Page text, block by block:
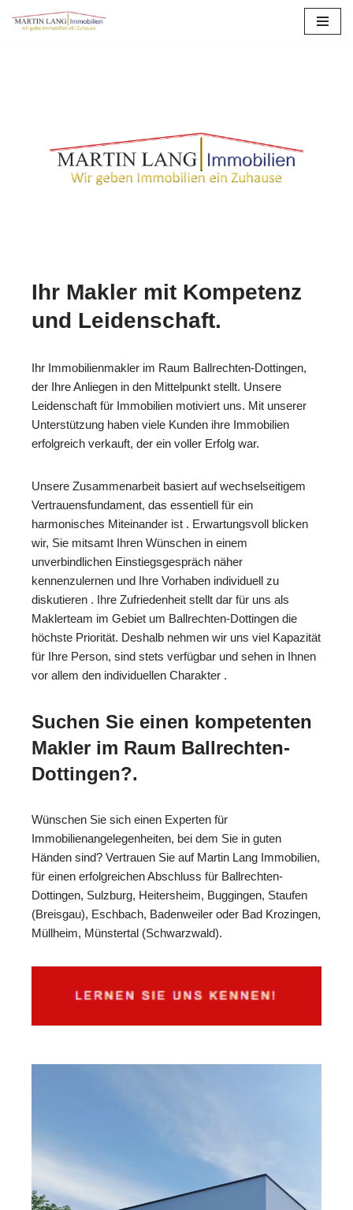
Ihr Makler mit Kompetenz
und Leidenschaft.
Ihr Immobilienmakler im Raum Ballrechten-Dottingen,
der Ihre Anliegen in den Mittelpunkt stellt. Unsere
Leidenschaft für Immobilien motiviert uns. Mit unserer
Unterstützung haben viele Kunden ihre Immobilien
erfolgreich verkauft, der ein voller Erfolg war.
Unsere Zusammenarbeit basiert auf wechselseitigem
Vertrauensfundament, das essentiell für ein
harmonisches Miteinander ist . Erwartungsvoll blicken
wir, Sie mitsamt Ihren Wünschen in einem
unverbindlichen Einstiegsgespräch näher
kennenzulernen und Ihre Vorhaben individuell zu
diskutieren . Ihre Zufriedenheit stellt dar für uns als
Maklerteam im Gebiet um Ballrechten-Dottingen die
höchste Priorität. Deshalb nehmen wir uns viel Kapazität
für Ihre Person, sind stets verfügbar und sehen in Ihnen
vor allem den individuellen Charakter .
Suchen Sie einen kompetenten
Makler im Raum Ballrechten-
Dottingen?.
Wünschen Sie sich einen Experten für
Immobilienangelegenheiten, bei dem Sie in guten
Händen sind? Vertrauen Sie auf Martin Lang Immobilien,
für einen erfolgreichen Abschluss für Ballrechten-
Dottingen, Sulzburg, Heitersheim, Buggingen, Staufen
(Breisgau), Eschbach, Badenweiler oder Bad Krozingen,
Müllheim, Münstertal (Schwarzwald).